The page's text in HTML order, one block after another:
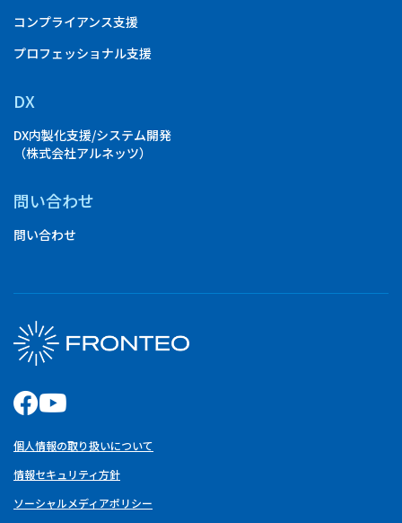
コンプライアンス支援
プロフェッショナル支援
DX
DX内製化支援/システム開発
（株式会社アルネッツ）
問い合わせ
問い合わせ
個人情報の取り扱いについて
情報セキュリティ方針
ソーシャルメディアポリシー